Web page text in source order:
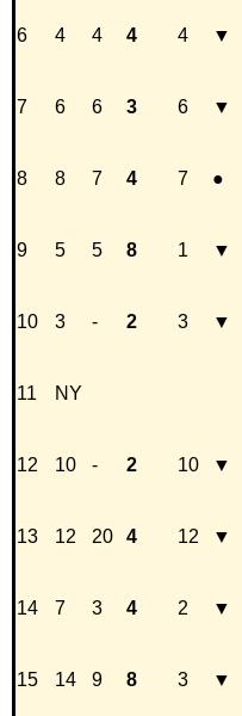
6 4 4 4 4 ▼
7 6 6 3 6 ▼
8 8 7 4 7 ●
9 5 5 8 1 ▼
10 3 - 2 3 ▼
11 NY
12 10 - 2 10 ▼
13 12 20 4 12 ▼
14 7 3 4 2 ▼
15 14 9 8 3 ▼